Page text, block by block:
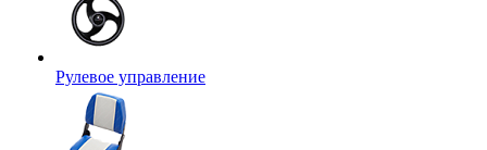
Рулевое управление